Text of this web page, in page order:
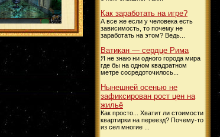
Как заработать на игре?
А все же если у человека есть
зависимость, то почему не
заработать на этом? Ведь...
Ватикан — сердце Рима
Я не знаю ни одного города мира
где бы на одном квадратном
метре сосредоточилось...
Нынешней осенью не
зафиксирован рост цен на
жильё
Как просто... Хватит ли стоимости
квартирки на переезд? Почему-то
из сел многие ...